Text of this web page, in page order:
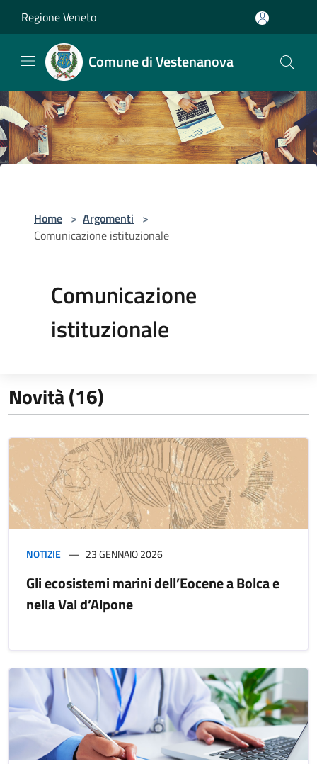
Regione Veneto
Comune di Vestenanova
Home > Argomenti >
Comunicazione istituzionale
Comunicazione
istituzionale
Novità (16)
NOTIZIE 23 GENNAIO 2026
Gli ecosistemi marini dell’Eocene a Bolca e
nella Val d’Alpone